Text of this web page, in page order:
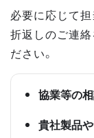
必要に応じて
折返しのご連絡
ださい。
協業等の
貴社製品